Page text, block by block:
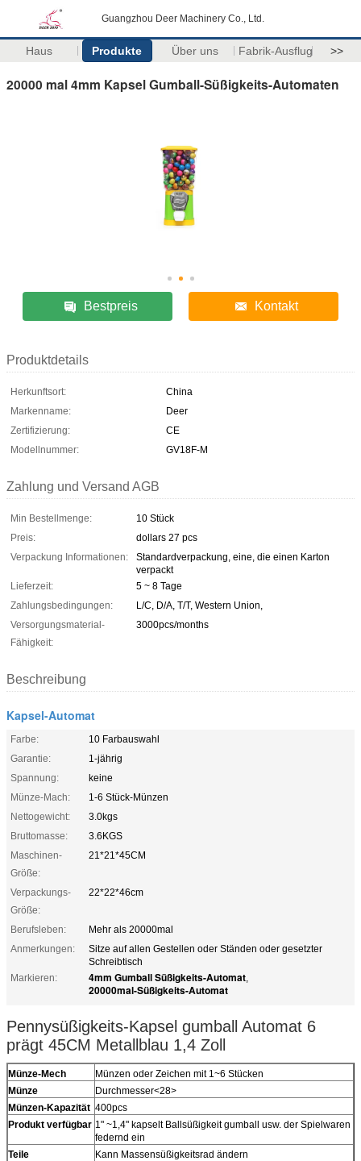
Guangzhou Deer Machinery Co., Ltd.
Haus Produkte Über uns Fabrik-Ausflug >>
20000 mal 4mm Kapsel Gumball-Süßigkeits-Automaten
Bestpreis Kontakt
Produktdetails
Herkunftsort:
China
Markenname:
Deer
Zertifizierung:
CE
Modellnummer:
GV18F-M
Zahlung und Versand AGB
Min Bestellmenge:
10 Stück
Preis:
dollars 27 pcs
Verpackung Informationen:
Standardverpackung, eine, die einen Karton
verpackt
Lieferzeit:
5 ~ 8 Tage
Zahlungsbedingungen:
L/C, D/A, T/T, Western Union,
Versorgungsmaterial-
Fähigkeit:
3000pcs/months
Beschreibung
Kapsel-Automat
Farbe:
10 Farbauswahl
Garantie:
1-jährig
Spannung:
keine
Münze-Mach:
1-6 Stück-Münzen
Nettogewicht:
3.0kgs
Bruttomasse:
3.6KGS
Maschinen-
Größe:
21*21*45CM
Verpackungs-
Größe:
22*22*46cm
Berufsleben:
Mehr als 20000mal
Anmerkungen:
Sitze auf allen Gestellen oder Ständen oder gesetzter
Schreibtisch
Markieren:
4mm Gumball Süßigkeits-Automat,
20000mal-Süßigkeits-Automat
Pennysüßigkeits-Kapsel gumball Automat 6
prägt 45CM Metallblau 1,4 Zoll
Münze-Mech
Münzen oder Zeichen mit 1~6 Stücken
Münze
Durchmesser<28>
Münzen-Kapazität 400pcs
Produkt verfügbar 1" ~1,4" kapselt Ballsüßigkeit gumball usw. der Spielwaren
federnd ein
Teile
Kann Massensüßigkeitsrad ändern